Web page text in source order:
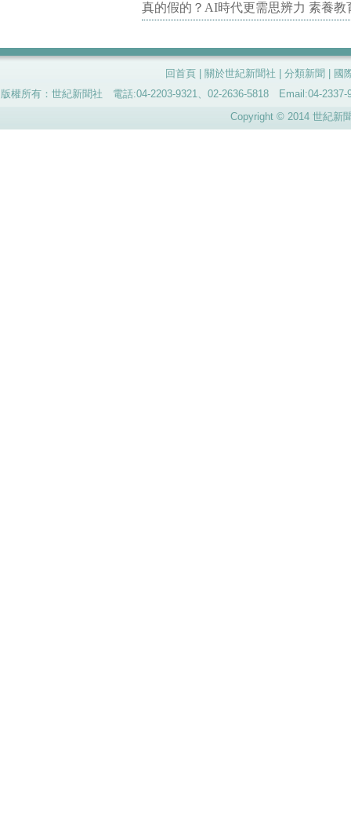
真的假的？AI時代更需思辨力 素養
回首頁 關於世紀新聞社 分類新聞
國
版權所有：世紀新聞社 電話:04-2203-9321、02-2636-5818 Email:04-
Copyright © 2014 世紀新